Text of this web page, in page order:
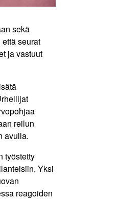
sekä
seurat
ja vastuut
reilun
avulla.
työstetty
Yksi
reagoiden